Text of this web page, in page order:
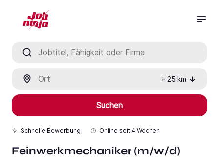
+ 25 km
Suchen
Schnelle Bewerbung Online seit 4 Wochen
Feinwerkmechaniker (m/w/d)